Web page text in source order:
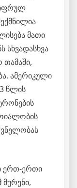
მათი
ამერიკული
წლის
ერთ-ერთი